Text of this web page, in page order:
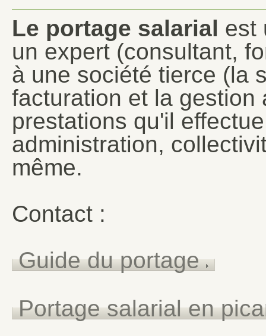
Le portage salarial est
un expert (consultant,
à une société tierce (la
facturation et la gestion
prestations qu'il
administration,
même.
Contact :
Guide du portage
Portage salarial en